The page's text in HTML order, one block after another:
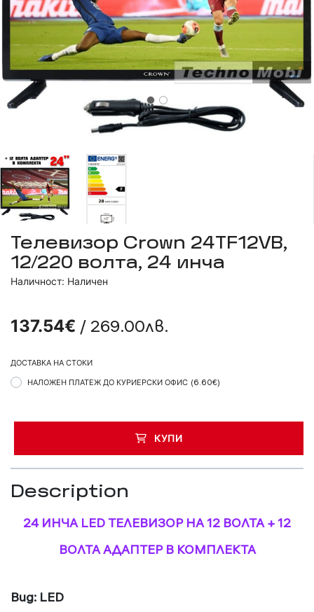
Телевизор Crown 24TF12VB,
12/220 волта, 24 инча
Наличност: Наличен
137.54€ / 269.00лв.
ДОСТАВКА НА СТОКИ
НАЛОЖЕН ПЛАТЕЖ ДО КУРИЕРСКИ ОФИС (6.60€)
КУПИ
Description
24 ИНЧА LED ТЕЛЕВИЗОР НА 12 ВОЛТА + 12
ВОЛТА АДАПТЕР В КОМПЛЕКТА
Вид: LED